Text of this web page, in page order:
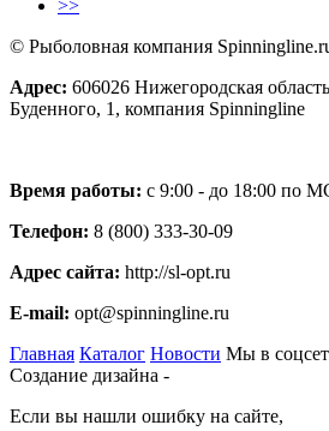
>>
© Рыболовная компания
Адрес: 606026 Нижегородская
Буденного, 1, компания Spinningline
Время работы: с 9:00 - до 18:00 по
Телефон: 8 (800) 333-30-09
Адрес сайта: http://sl-opt.ru
E-mail: opt@spinningline.ru
Главная Каталог Новости Мы в
Создание дизайна -
Если вы нашли ошибку на сайте,